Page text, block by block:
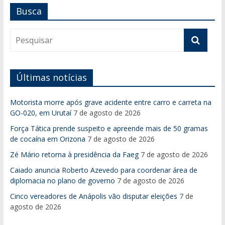
Busca
Últimas notícias
Motorista morre após grave acidente entre carro e carreta na
GO-020, em Urutaí 7 de agosto de 2026
Força Tática prende suspeito e apreende mais de 50 gramas
de cocaína em Orizona 7 de agosto de 2026
Zé Mário retorna à presidência da Faeg 7 de agosto de 2026
Caiado anuncia Roberto Azevedo para coordenar área de
diplomacia no plano de governo 7 de agosto de 2026
Cinco vereadores de Anápolis vão disputar eleições 7 de
agosto de 2026